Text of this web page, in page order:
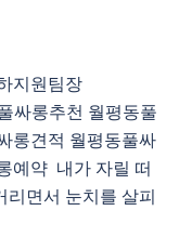
지원팀장
싸롱추천 월평동풀
롱견적 월평동풀싸
예약 내가 자릴 떠
면서 눈치를 살피